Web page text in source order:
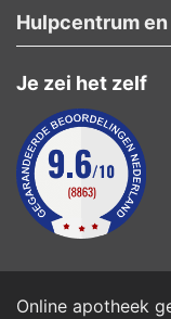
Je zei het zelf
Hulpcentrum
Online apotheek